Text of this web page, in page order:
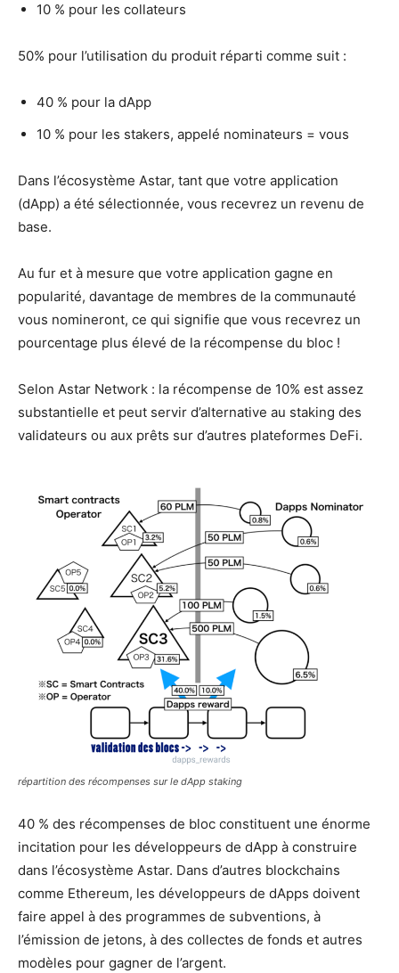
10 % pour les collateurs
50% pour l’utilisation du produit réparti comme suit :
40 % pour la dApp
10 % pour les stakers, appelé nominateurs = vous
Dans l’écosystème Astar, tant que votre application
(dApp) a été sélectionnée, vous recevrez un revenu de
base.
Au fur et à mesure que votre application gagne en
popularité, davantage de membres de la communauté
vous nomineront, ce qui signifie que vous recevrez un
pourcentage plus élevé de la récompense du bloc !
Selon Astar Network : la récompense de 10% est assez
substantielle et peut servir d’alternative au staking des
validateurs ou aux prêts sur d’autres plateformes DeFi.
répartition des récompenses sur le dApp staking
40 % des récompenses de bloc constituent une énorme
incitation pour les développeurs de dApp à construire
dans l’écosystème Astar. Dans d’autres blockchains
comme Ethereum, les développeurs de dApps doivent
faire appel à des programmes de subventions, à
l’émission de jetons, à des collectes de fonds et autres
modèles pour gagner de l’argent.